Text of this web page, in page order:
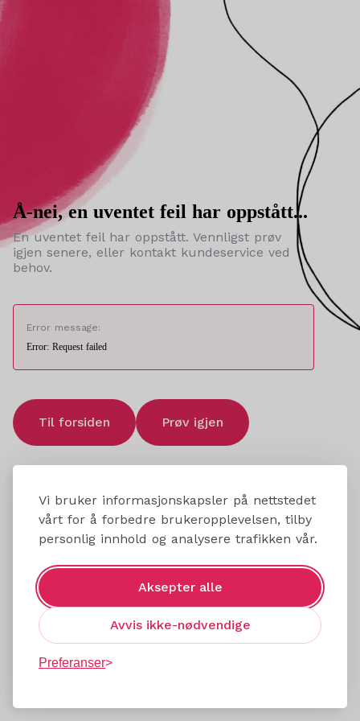
Vi bruker informasjonskapsler på nettstedet
vårt for å forbedre brukeropplevelsen, tilby
personlig innhold og analysere trafikken vår.
Aksepter alle
Avvis ikke-nødvendige
Preferanser
Å-nei, en uventet feil har oppstått...
En uventet feil har oppstått. Vennligst prøv
igjen senere, eller kontakt kundeservice ved
behov.
Error message:
Error: Request failed
Til forsiden Prøv igjen